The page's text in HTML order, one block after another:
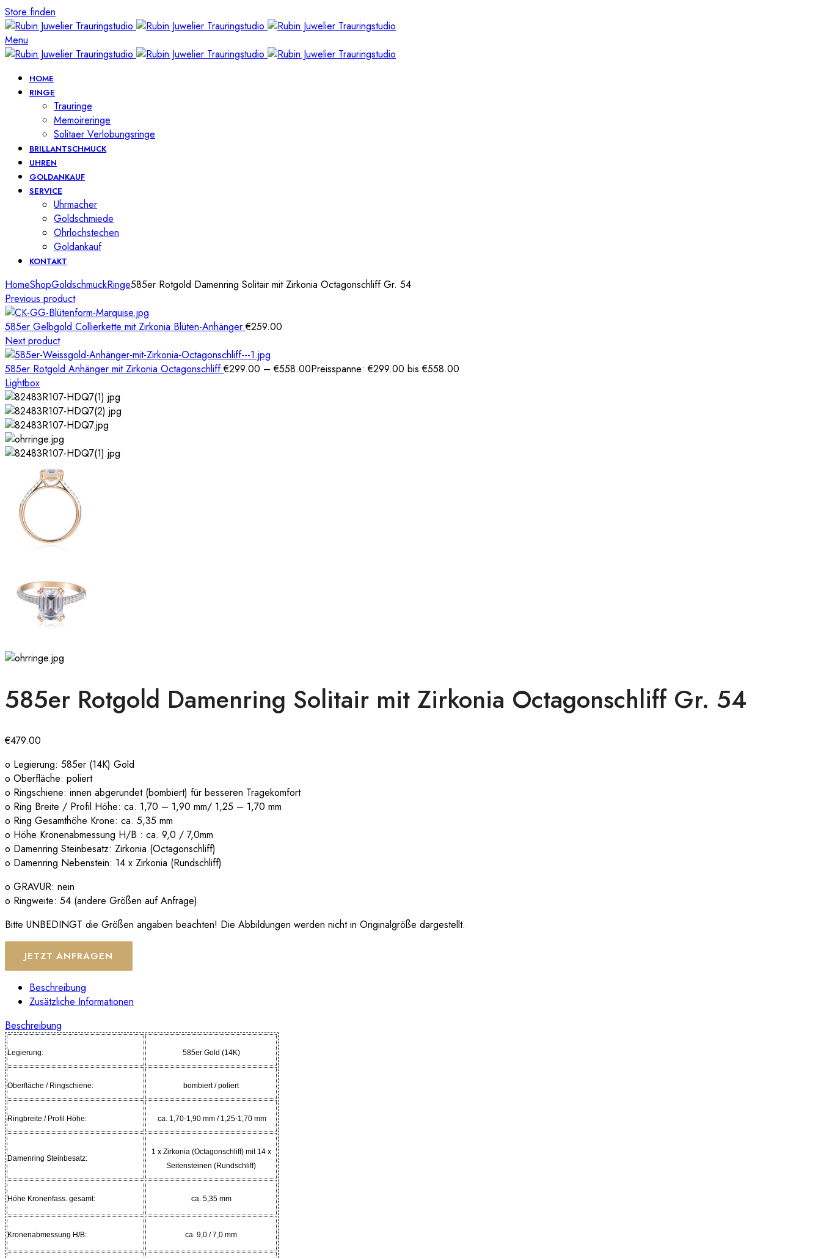
Store finden
Menu
HOME
RINGE
Trauringe
Memoireringe
Solitaer Verlobungsringe
BRILLANTSCHMUCK
UHREN
GOLDANKAUF
SERVICE
Uhrmacher
Goldschmiede
Ohrlochstechen
Goldankauf
KONTAKT
HomeShopGoldschmuckRinge585er Rotgold Damenring Solitair mit Zirkonia Octagonschliff Gr. 54
Previous product
585er Gelbgold Collierkette mit Zirkonia Blüten-Anhänger€259.00
Next product
585er Rotgold Anhänger mit Zirkonia Octagonschliff€299.00 –€558.00Preisspanne: €299.00 bis €558.00
Lightbox
585er Rotgold Damenring Solitair mit Zirkonia Octagonschliff Gr. 54
€479.00
o Legierung: 585er (14K) Gold
o Oberfläche: poliert
o Ringschiene: innen abgerundet (bombiert) für besseren Tragekomfort
o Ring Breite / Profil Höhe: ca. 1,70 – 1,90 mm/ 1,25 – 1,70 mm
o Ring Gesamthöhe Krone: ca. 5,35 mm
o Höhe Kronenabmessung H/B : ca. 9,0 / 7,0mm
o Damenring Steinbesatz: Zirkonia (Octagonschliff)
o Damenring Nebenstein: 14 x Zirkonia (Rundschliff)
o GRAVUR: nein
o Ringweite: 54 (andere Größen auf Anfrage)
Bitte UNBEDINGT die Größen angaben beachten! Die Abbildungen werden nicht in Originalgröße dargestellt.
JETZT ANFRAGEN
Beschreibung
Zusätzliche Informationen
Beschreibung
Legierung: 585er Gold (14K)
Oberfläche / Ringschiene: bombiert / poliert
Ringbreite / Profil Höhe: ca. 1,70-1,90 mm / 1,25-1,70 mm
Damenring Steinbesatz:
1 x Zirkonia (Octagonschliff) mit 14 x
Seitensteinen (Rundschliff)
Höhe Kronenfass. gesamt: ca. 5,35 mm
Kronenabmessung H/B: ca. 9,0 / 7,0 mm